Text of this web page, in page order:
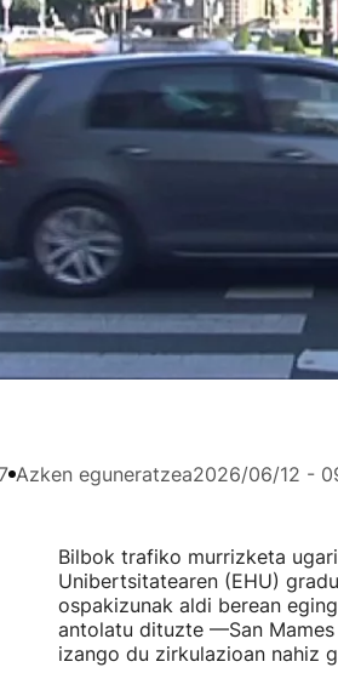
Azken eguneratzea2026/06/12 -
Bilbok trafiko murrizketa
Unibertsitatearen (EHU)
ospakizunak aldi berean
antolatu dituzte —San
izango du zirkulazioan nahiz